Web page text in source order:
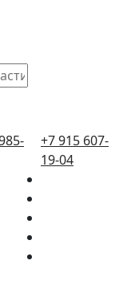
+7 915 607-
19-04